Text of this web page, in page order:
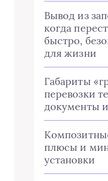
Вывод из
когда
быстро,
для жизни
Габариты
перевозки
документы
плюсы и
установки